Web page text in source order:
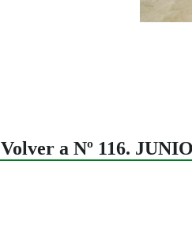
Volver a Nº 116.